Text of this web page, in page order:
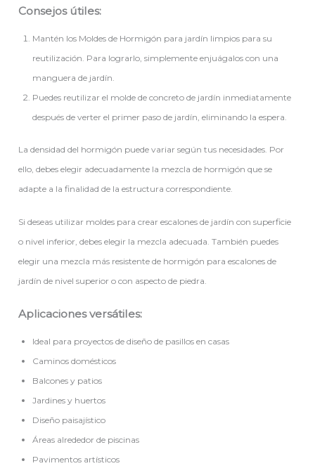
Consejos útiles:
Mantén los Moldes de Hormigón para jardín limpios para su
reutilización. Para lograrlo, simplemente enjuágalos con una
manguera de jardín.
Puedes reutilizar el molde de concreto de jardín inmediatamente
después de verter el primer paso de jardín, eliminando la espera.
La densidad del hormigón puede variar según tus necesidades. Por
ello, debes elegir adecuadamente la mezcla de hormigón que se
adapte a la finalidad de la estructura correspondiente.
Si deseas utilizar moldes para crear escalones de jardín con superficie
o nivel inferior, debes elegir la mezcla adecuada. También puedes
elegir una mezcla más resistente de hormigón para escalones de
jardín de nivel superior o con aspecto de piedra.
Aplicaciones versátiles:
Ideal para proyectos de diseño de pasillos en casas
Caminos domésticos
Balcones y patios
Jardines y huertos
Diseño paisajístico
Áreas alrededor de piscinas
Pavimentos artísticos